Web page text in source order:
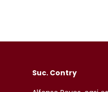
Suc. Contry